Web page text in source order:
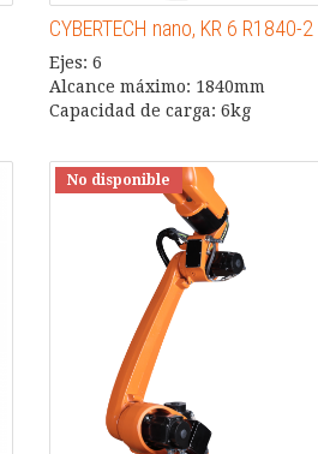
CYBERTECH nano, KR 6 R1840-2
Ejes: 6
Alcance máximo: 1840mm
Capacidad de carga: 6kg
No disponible